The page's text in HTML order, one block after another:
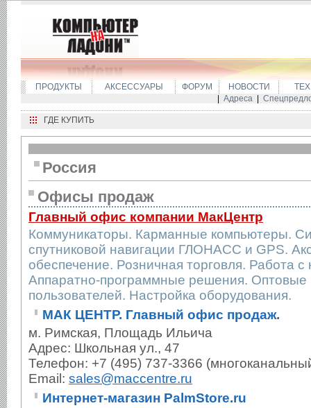
ПРОДУКТЫ АКСЕССУАРЫ ФОРУМ НОВОСТИ
Адреса
ГДЕ КУПИТЬ
Россия
Офисы продаж
Главный офис компании МакЦентр
Коммуникаторы. Карманные компьютеры.
спутниковой навигации ГЛОНАСС и GPS.
обеспечение. Розничная торговля. Работа
Аппаратно-программные решения. Оптовые
пользователей. Настройка оборудования.
МАК ЦЕНТР. Главный офис продаж.
м. Римская, Площадь Ильича
Адрес: Школьная ул., 47
Телефон: +7 (495) 737-3366
Email: sales@maccentre.ru
Интернет-магазин PalmStore.ru